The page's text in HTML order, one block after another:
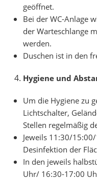
geöffnet.
Bei der WC-Anlage
der Warteschlange
werden.
Duschen ist in den
Hygiene und
Um die Hygiene zu
Lichtschalter,
Stellen regelmäßig
Jeweils 11:30/
Desinfektion der
In den jeweils
Uhr/ 16:30-17:00